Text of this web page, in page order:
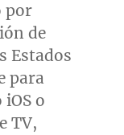
por
de
Estados
para
o
TV,